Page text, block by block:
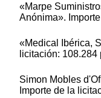
«Marpe
Anónima».
«Medical Ibérica,
licitación: 108.284
Simon Mobles
Importe de la